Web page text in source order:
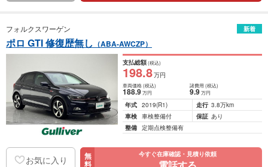
フォルクスワーゲン 新着
ポロ GTI 修復歴無し （ABA-AWCZP）
支払総額(税込)
198.8万円
車両価格(税込)
188.9万円
諸費用 (税込)
9.9 万円
年式 2019(R1) 走行 3.8万km
車検 車検整備付 保証 あり
整備 定期点検整備有
お気に入り 無
料
今すぐ在庫確認・見積り依頼